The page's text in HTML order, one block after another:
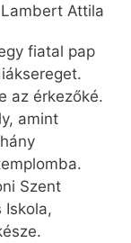
Attila
fiatal pap
az érkezőké.
amint
Szent
Iskola,